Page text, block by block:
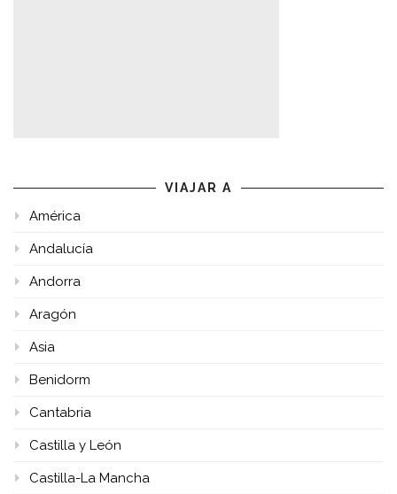
VIAJAR A
América
Andalucía
Andorra
Aragón
Asia
Benidorm
Cantabria
Castilla y León
Castilla-La Mancha